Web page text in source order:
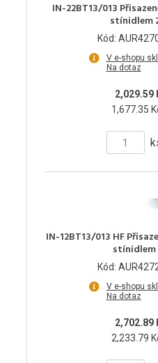
IN-22BT13/013
stínidlem
Kód:
V e-shopu
Na dotaz
2,029.59
1,677.35
IN-12BT13/013 HF
stínidlem
Kód:
V e-shopu
Na dotaz
2,702.89
2,233.79